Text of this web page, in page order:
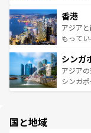
とつ。
ひ現地
が旅行
参照して
の活気
帯で自
いビー
激する
が待っ
た文化
香港
アジア
もって
み、ど
ており
うな絶
シンガ
アジア
シンガ
国と地域